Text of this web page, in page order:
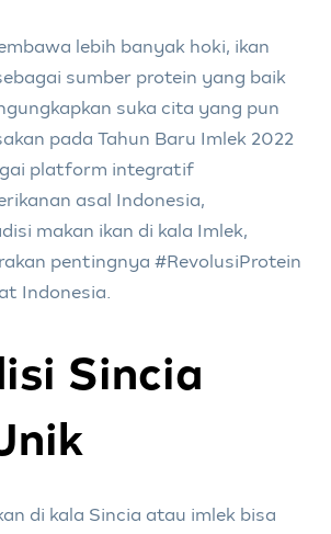
lebih banyak hoki, ikan
sumber protein yang baik
suka cita yang pun
pada Tahun Baru Imlek 2022
platform integratif
asal Indonesia,
makan ikan di kala Imlek,
pentingnya #RevolusiProtein
Indonesia.
Sincia
di kala Sincia atau imlek bisa